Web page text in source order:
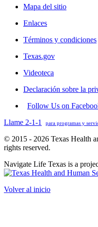
Mapa del sitio
Enlaces
Términos y condiciones
Texas.gov
Videoteca
Declaración sobre la
Follow Us on
Llame 2-1-1
para programas y
© 2015 - 2026 Texas Health
rights reserved.
Navigate Life Texas is a
Volver al inicio